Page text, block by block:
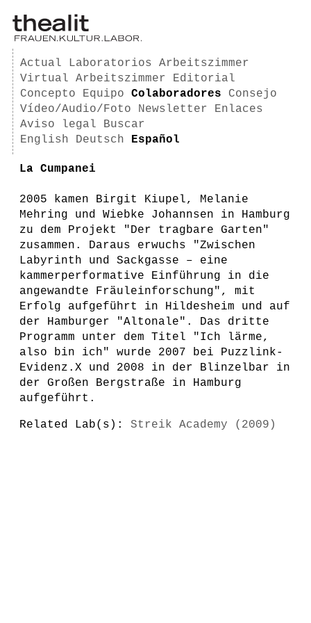
Actual Laboratorios
Arbeitszimmer
Virtual Arbeitszimmer
Editorial
Concepto
Equipo Colaboradores
Consejo
Vídeo/Audio/Foto
Newsletter
Enlaces
Aviso legal
Buscar
English
Deutsch Español
La Cumpanei
2005 kamen Birgit Kiupel, Melanie
Mehring und Wiebke Johannsen in Hamburg
zu dem Projekt "Der tragbare Garten"
zusammen. Daraus erwuchs "Zwischen
Labyrinth und Sackgasse – eine
kammerperformative Einführung in die
angewandte Fräuleinforschung", mit
Erfolg aufgeführt in Hildesheim und auf
der Hamburger "Altonale". Das dritte
Programm unter dem Titel "Ich lärme,
also bin ich" wurde 2007 bei Puzzlink-
Evidenz.X und 2008 in der Blinzelbar in
der Großen Bergstraße in Hamburg
aufgeführt.
Related Lab(s): Streik Academy (2009)